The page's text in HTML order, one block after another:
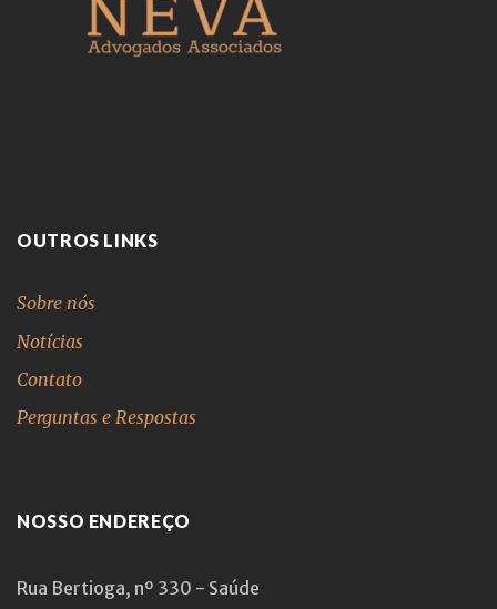
OUTROS LINKS
Sobre nós
Notícias
Contato
Perguntas e Respostas
NOSSO ENDEREÇO
Rua Bertioga, nº 330 - Saúde